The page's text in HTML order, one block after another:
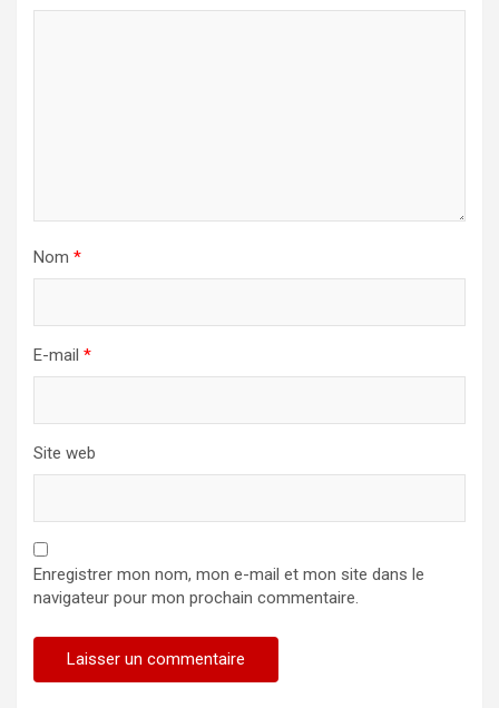
Nom *
E-mail *
Site web
Enregistrer mon nom, mon e-mail et mon site dans le
navigateur pour mon prochain commentaire.